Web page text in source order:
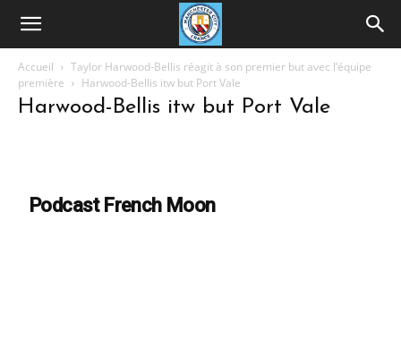
Accueil
Taylor Harwood-Bellis réagit à son premier but avec l’équipe
première
Harwood-Bellis itw but Port Vale
Harwood-Bellis itw but Port Vale
Podcast French Moon